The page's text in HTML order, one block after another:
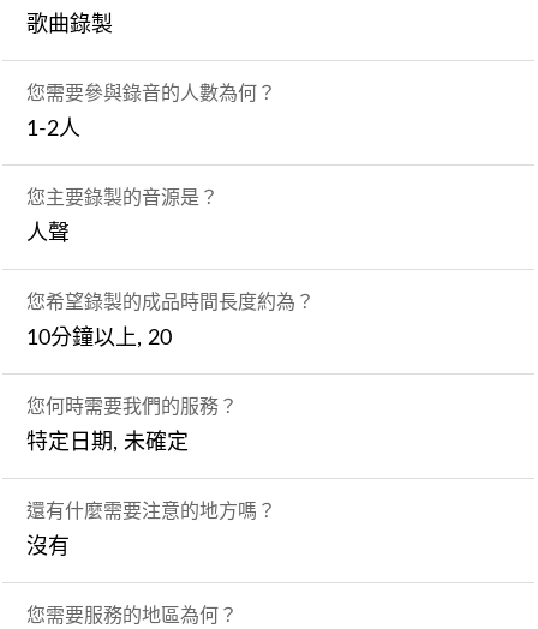
歌曲錄製
您需要參與錄音的人數為何？
1-2人
您主要錄製的音源是？
人聲
您希望錄製的成品時間長度約為？
10分鐘以上, 20
您何時需要我們的服務？
特定日期, 未確定
還有什麼需要注意的地方嗎？
沒有
您需要服務的地區為何？